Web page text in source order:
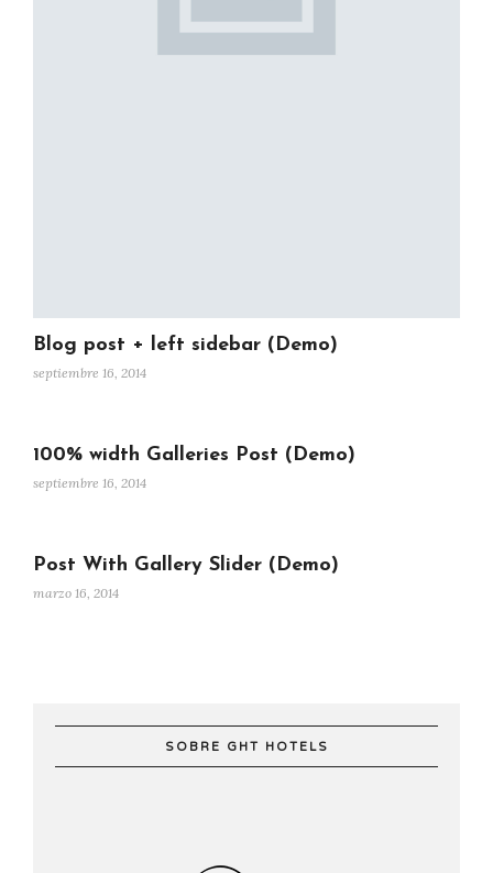
Blog post + left sidebar (Demo)
septiembre 16, 2014
100% width Galleries Post (Demo)
septiembre 16, 2014
Post With Gallery Slider (Demo)
marzo 16, 2014
SOBRE GHT HOTELS